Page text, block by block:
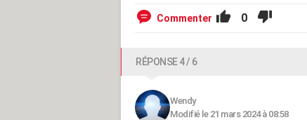
Commenter 0
RÉPONSE 4 / 6
Wendy
Modifié le 21 mars 2024 à 08:58